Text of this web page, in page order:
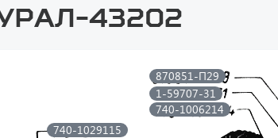
43202
740-1029115
740-1006214
1-59707-31
870851-П29